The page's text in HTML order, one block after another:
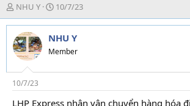
T
h
r
e
a
d
s
t
a
NHU Y
N
g
à
y
g
i
10/7/23
NHU Y
Member
10/7/23
LHP Express nhận vận chuyển hàng hóa